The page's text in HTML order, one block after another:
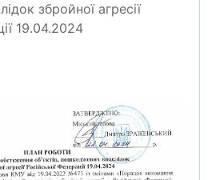
збройної агресії
19.04.2024